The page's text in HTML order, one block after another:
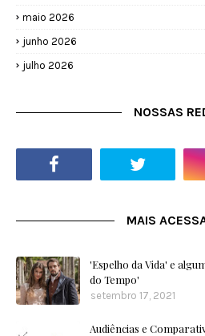
maio 2026
junho 2026
julho 2026
NOSSAS
MAIS
'Espelho da Vida' e
do Tempo'
setembro 17, 2021
Audiências e